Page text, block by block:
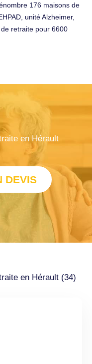
176 maisons de
unité Alzheimer,
retraite pour 6600
en Hérault
DEVIS
en Hérault (34)